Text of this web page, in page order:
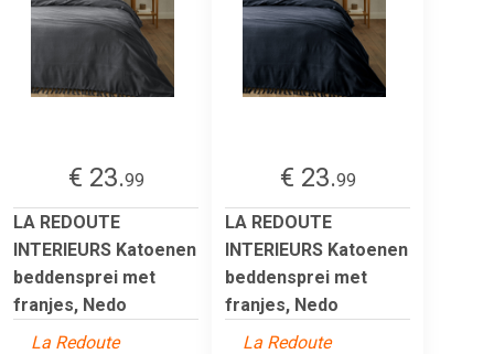
€ 23.99
LA REDOUTE
INTERIEURS Katoenen
beddensprei met
franjes, Nedo
La Redoute
€ 23.99
LA REDOUTE
INTERIEURS Katoenen
beddensprei met
franjes, Nedo
La Redoute